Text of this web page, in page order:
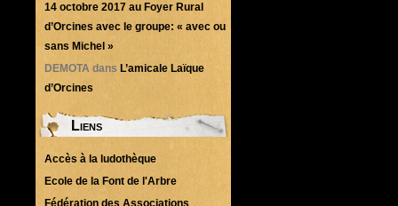
14 octobre 2017 au Foyer Rural
d’Orcines avec le groupe: « avec ou
sans Michel »
DEMOTA dans L’amicale Laïque
d’Orcines
Liens
Accès à la ludothèque
Ecole de la Font de l'Arbre
Fédération des Associations